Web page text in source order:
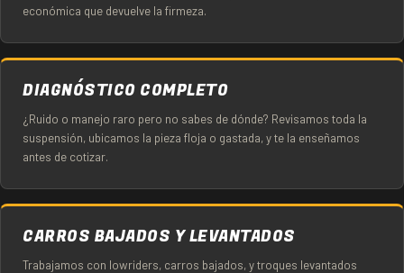
económica que devuelve la firmeza.
DIAGNÓSTICO COMPLETO
¿Ruido o manejo raro pero no sabes de dónde? Revisamos toda la
suspensión, ubicamos la pieza floja o gastada, y te la enseñamos
antes de cotizar.
CARROS BAJADOS Y LEVANTADOS
Trabajamos con lowriders, carros bajados, y troques levantados